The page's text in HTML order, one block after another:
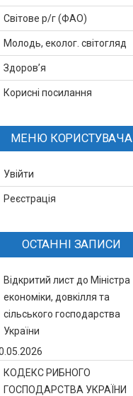
Світове р/г (ФАО)
Молодь, еколог. світогляд
Здоров’я
Корисні посилання
МЕНЮ КОРИСТУВАЧА
Увійти
Реєстрація
ОСТАННІ ЗАПИСИ
Відкритий лист до Міністра
економіки, довкілля та
сільського господарства
України
КОДЕКС РИБНОГО
ГОСПОДАРСТВА УКРАЇНИ